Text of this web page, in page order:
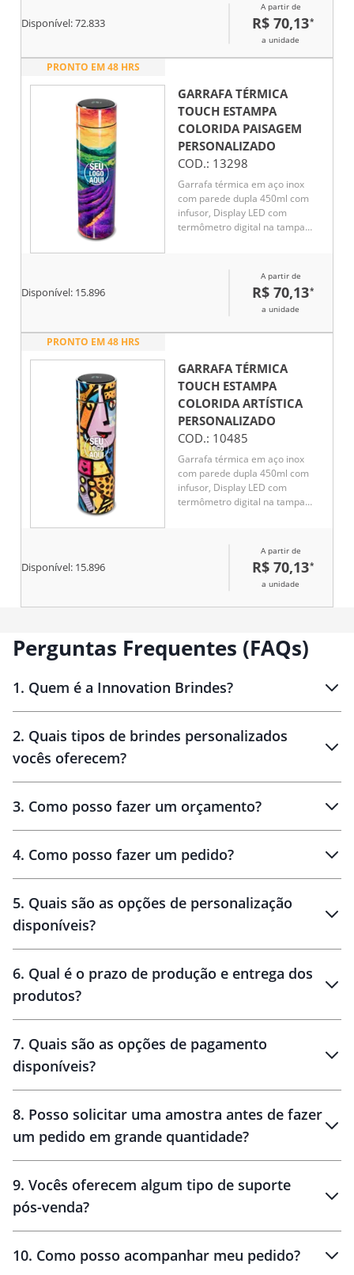
Disponível:72.833
A partir de
R$ 70,13*
a unidade
PRONTO EM 48 HRS
GARRAFA TÉRMICA
TOUCH ESTAMPA
COLORIDA PAISAGEM
PERSONALIZADO
COD.: 13298
Garrafa térmica em aço inox
com parede dupla 450ml com
infusor, Display LED com
termômetro digital na tampa
Disponível: 15.896
A partir de
R$ 70,13*
a unidade
PRONTO EM 48 HRS
GARRAFA TÉRMICA
TOUCH ESTAMPA
COLORIDA ARTÍSTICA
PERSONALIZADO
COD.: 10485
Garrafa térmica em aço inox
com parede dupla 450ml com
infusor, Display LED com
termômetro digital na tampa
Disponível: 15.896
A partir de
R$ 70,13*
a unidade
Perguntas Frequentes (FAQs)
1. Quem é a Innovation Brindes?
Brindes personalizados
2. Quais tipos de brindes personalizados
vocês oferecem?
personalizados
3. Como posso fazer um orçamento?
brinde
personalização
4. Como posso fazer um pedido?
amostra virtual
5. Quais são as opções de personalização
disponíveis?
6. Qual é o prazo de produção e entrega dos
produtos?
10 dias
brinde
48 horas
7. Quais são as opções de pagamento
disponíveis?
8. Posso solicitar uma amostra antes de fazer
um pedido em grande quantidade?
amostras
9. Vocês oferecem algum tipo de suporte
pós-venda?
10. Como posso acompanhar meu pedido?